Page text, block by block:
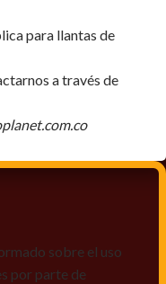
para llantas de
a través de
sobre el uso
por parte de